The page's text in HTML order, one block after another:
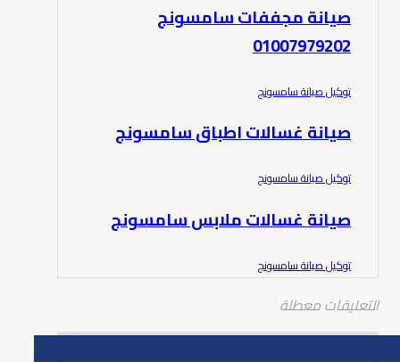
صيانة مجففات سامسونج
01007979202
توكيل صيانة سامسونج
صيانة غسالات اطباق سامسونج
توكيل صيانة سامسونج
صيانة غسالات ملابس سامسونج
توكيل صيانة سامسونج
التعليقات معطلة